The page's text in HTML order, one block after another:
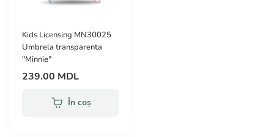
Kids Licensing MN30025
Umbrela transparenta
"Minnie"
239.00 MDL
În coș